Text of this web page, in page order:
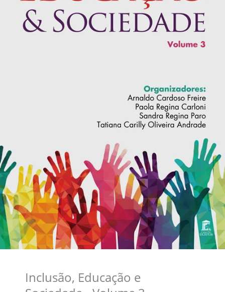
Inclusão, Educação e